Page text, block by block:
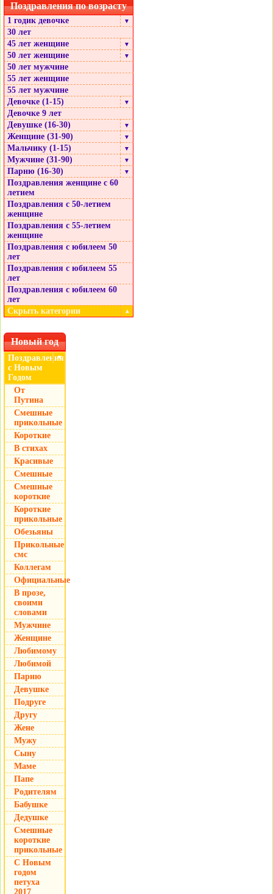
Поздравления по возрасту
1 годик девочке ▼
30 лет
45 лет женщине
▼
50 лет женщине ▼
50 лет мужчине
55 лет женщине
55 лет мужчине
Девочке (1-15)
▼
Девочке 9 лет
Девушке (16-30)
▼
Женщине (31-90) ▼
Мальчику (1-15) ▼
Мужчине (31-90) ▼
Парню (16-30) ▼
Поздравления женщине с 60
летием
Поздравления с 50-летием
женщине
Поздравления с 55-летием
женщине
Поздравления с юбилеем 50
лет
Поздравления с юбилеем 55
лет
Поздравления с юбилеем 60
лет
Скрыть категории
▲
Новый год
Поздравления
с Новым
Годом
▼
От
Путина
Смешные
прикольные
Короткие
В стихах
Красивые
Смешные
Смешные
короткие
Короткие
прикольные
Обезьяны
Прикольные
смс
Коллегам
Официальные
В прозе,
своими
словами
Мужчине
Женщине
Любимому
Любимой
Парню
Девушке
Подруге
Другу
Жене
Мужу
Сыну
Маме
Папе
Родителям
Бабушке
Дедушке
Смешные
короткие
прикольные
С Новым
годом
петуха
2017